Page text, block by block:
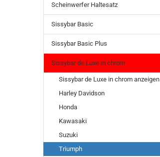
Scheinwerfer Haltesatz
Sissybar Basic
Sissybar Basic Plus
Sissybar de Luxe in chrom
Sissybar de Luxe in chrom anzeigen
Harley Davidson
Honda
Kawasaki
Suzuki
Triumph